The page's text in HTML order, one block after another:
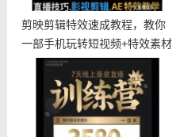
剪映剪辑特效速成教程，教你
一部手机玩转短视频+特效素材